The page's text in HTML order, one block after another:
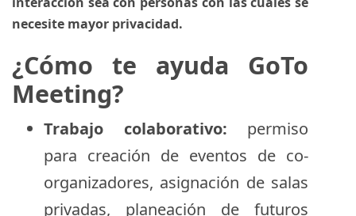
necesite mayor privacidad.
¿Cómo te ayuda GoTo
Meeting?
Trabajo colaborativo: permiso
para creación de eventos de co-
organizadores, asignación de salas
privadas, planeación de futuros